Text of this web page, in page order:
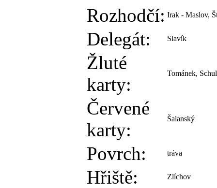
Rozhodčí: Irak - Maslov,
Delegát: Slavík
Žluté
karty:
Tománek,
Červené
karty:
Šalanský
Povrch: tráva
Hřiště: Zlíchov